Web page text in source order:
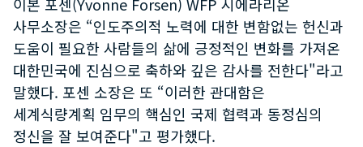
사무소장은 “인도주의적 노력에 대한 변함없는 헌신과
도움이 필요한 사람들의 삶에 긍정적인 변화를 가져온
대한민국에 진심으로 축하와 깊은 감사를 전한다"라고
말했다. 포센 소장은 또 “이러한 관대함은
세계식량계획 임무의 핵심인 국제 협력과 동정심의
정신을 잘 보여준다"고 평가했다.